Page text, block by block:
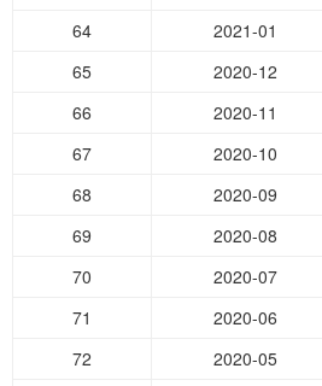
64
2021-01
65
2020-12
66
2020-11
67
2020-10
68
2020-09
69
2020-08
70
2020-07
71
2020-06
72
2020-05